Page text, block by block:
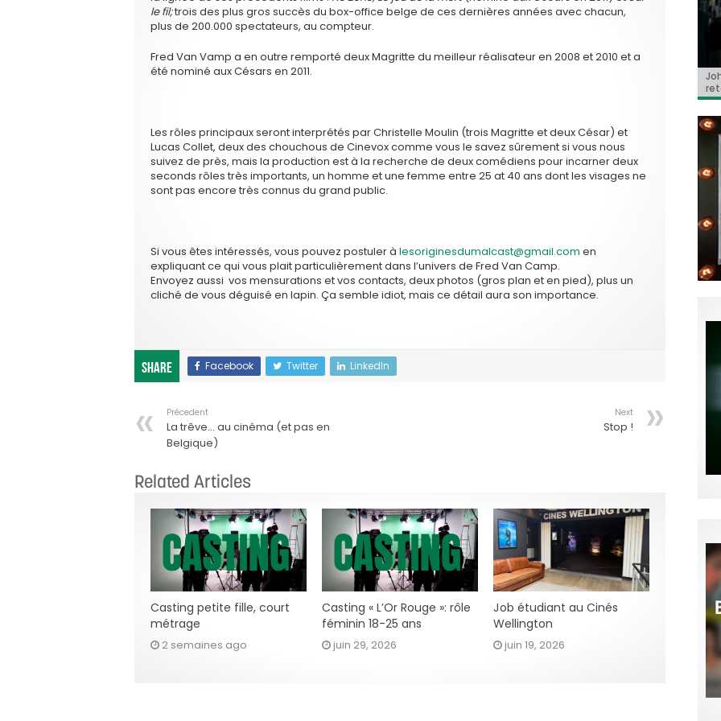
le fil;trois des plus gros succès du box-office belge de ces dernières années avec chacun,
plus de 200.000 spectateurs, au compteur.
Fred Van Vamp a en outre remporté deux Magritte du meilleur réalisateur en 2008 et 2010 et a
été nominé aux Césars en 2011.
Les rôles principaux seront interprétés par Christelle Moulin (trois Magritte et deux César) et
Lucas Collet, deux des chouchous de Cinevox comme vous le savez sûrement si vous nous
suivez de près, mais la production est à la recherche de deux comédiens pour incarner deux
seconds rôles très importants, un homme et une femme entre 25 at 40 ans dont les visages ne
sont pas encore très connus du grand public.
Si vous êtes intéressés, vous pouvez postuler à lesoriginesdumalcast@gmail.com en
expliquant ce qui vous plait particulièrement dans l’univers de Fred Van Camp.
Envoyez aussi vos mensurations et vos contacts, deux photos (gros plan et en pied), plus un
cliché de vous déguisé en lapin. Ça semble idiot, mais ce détail aura son importance.
Share Facebook Twitter LinkedIn
Précedent
La trêve… au cinéma (et pas en
Belgique)
Next
Stop !
Related Articles
Casting petite fille, court
métrage
2 semaines ago
Casting « L’Or Rouge »: rôle
féminin 18-25 ans
juin 29, 2026
Job étudiant au Cinés
Wellington
juin 19, 2026
du
«
«